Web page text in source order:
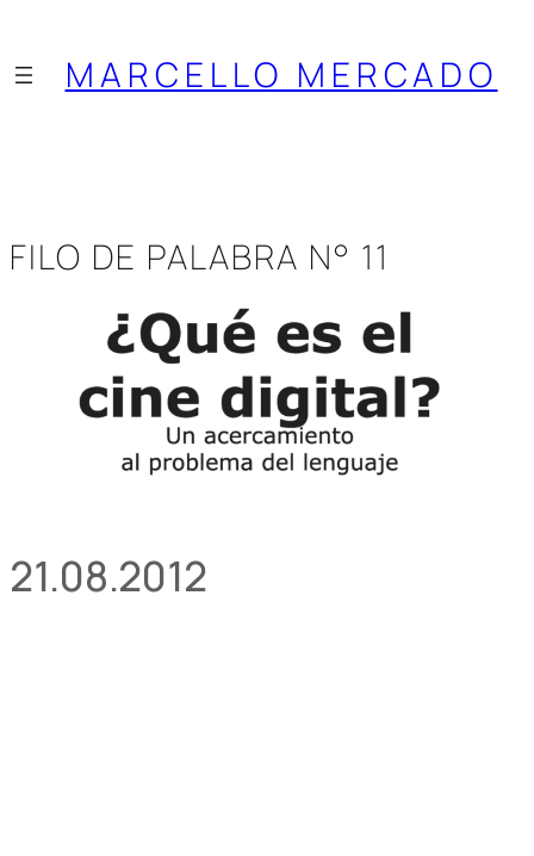
contenidoMARCELLO MERCADO
FILO DE PALABRA N° 11
21.08.2012